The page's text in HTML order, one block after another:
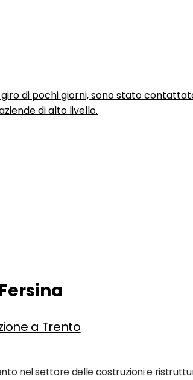
di pochi giorni, sono stato
di alto livello.
a Trento
nel settore delle costruzioni e